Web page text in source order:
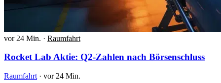
vor 24 Min. · Raumfahrt
Rocket Lab Aktie: Q2-Zahlen nach Börsenschluss
Raumfahrt · vor 24 Min.